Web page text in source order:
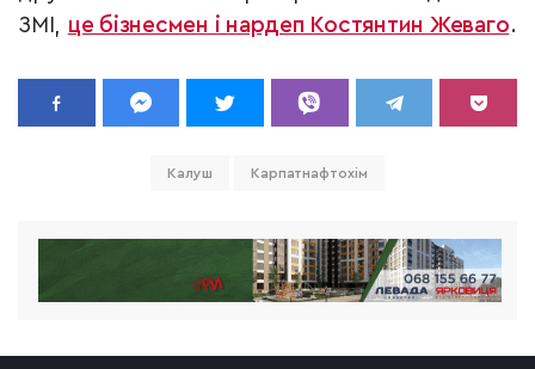
ЗМІ, це бізнесмен і нардеп Костянтин Жеваго.
Калуш Карпатнафтохім